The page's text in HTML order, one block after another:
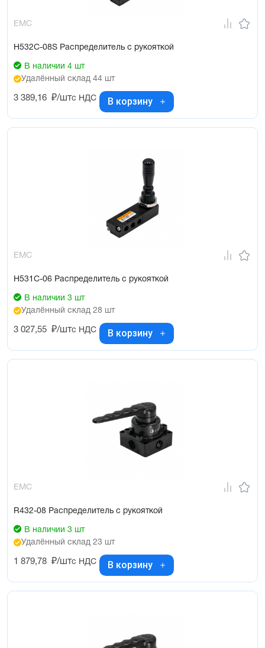
EMC
H532C-08S Распределитель с рукояткой
В наличии 4 шт
Удалённый склад 44 шт
3 389,16 ₽/штс НДС В корзину
EMC
H531C-06 Распределитель с рукояткой
В наличии 3 шт
Удалённый склад 28 шт
3 027,55 ₽/штс НДС В корзину
EMC
R432-08 Распределитель с рукояткой
В наличии 3 шт
Удалённый склад 23 шт
1 879,78 ₽/штс НДС В корзину